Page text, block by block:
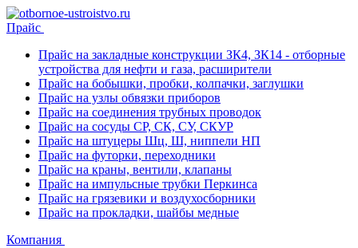
Прайс
Прайс на закладные конструкции ЗК4, ЗК14 - отборные
устройства для нефти и газа, расширители
Прайс на бобышки, пробки, колпачки, заглушки
Прайс на узлы обвязки приборов
Прайс на соединения трубных проводок
Прайс на сосуды СР, СК, СУ, СКУР
Прайс на штуцеры Шц, Ш, ниппели НП
Прайс на футорки, переходники
Прайс на краны, вентили, клапаны
Прайс на импульсные трубки Перкинса
Прайс на грязевики и воздухосборники
Прайс на прокладки, шайбы медные
Компания